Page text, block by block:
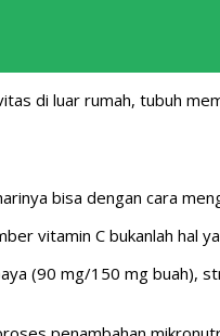
di luar rumah, tubuh
bisa dengan cara
vitamin C bukanlah hal
(90 mg/150 mg buah),